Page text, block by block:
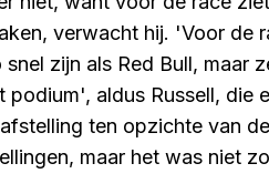
verwacht hij. 'Voor de
zijn als Red Bull, maar
podium', aldus Russell, die
ten opzichte van
maar het was niet